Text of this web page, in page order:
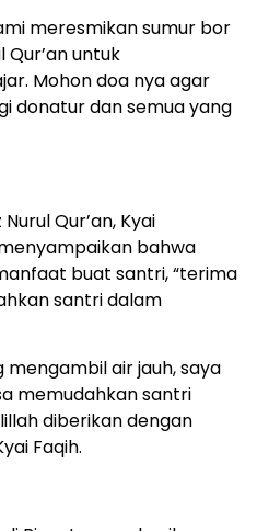
meresmikan sumur bor
Qur’an untuk
Mohon doa nya agar
donatur dan semua yang
Qur’an, Kyai
bahwa
buat santri, “terima
santri dalam
mengambil air jauh, saya
memudahkan santri
diberikan dengan
Faqih.